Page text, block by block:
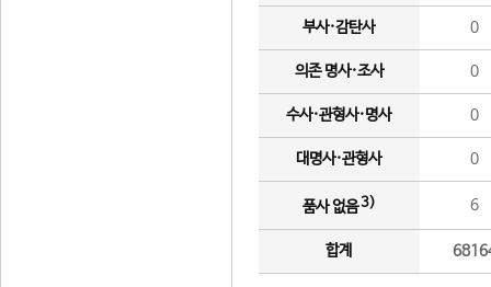
부사·감탄사 0
의존 명사·조사 0
수사·관형사·명사 0
대명사·관형사 0
품사 없음3) 6
합계